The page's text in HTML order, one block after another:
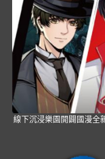
線下沉浸樂園開闢國漫全